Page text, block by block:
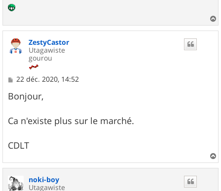
a
ZestyCastor
Utagawiste
gourou
M
s
s
g
e
22 déc. 2020, 14:52
Bonjour,
Ca n'existe plus sur le marché.
CDLT
a
noki-boy
Utagawiste